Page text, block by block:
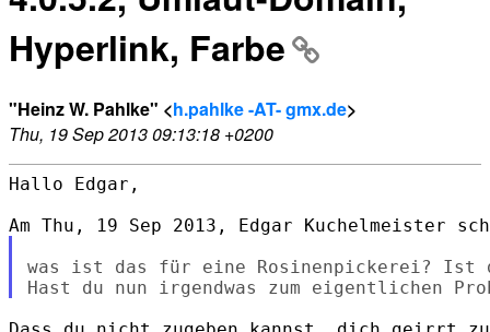
Hyperlink, Farbe
"Heinz W. Pahlke" <h.pahlke -AT- gmx.de>
Thu, 19 Sep 2013 09:13:18 +0200
Hallo Edgar,
was ist das für eine Rosinenpickerei? Ist